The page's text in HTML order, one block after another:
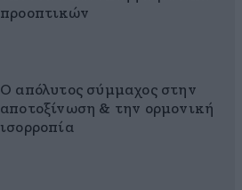
προοπτικών
Ο απόλυτος σύμμαχος στην
αποτοξίνωση & την ορμονική
ισορροπία